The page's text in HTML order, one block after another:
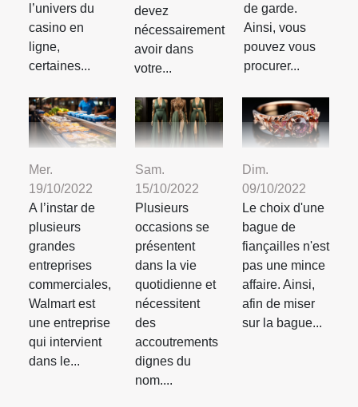
l’univers du
casino en
ligne,
certaines...
devez
nécessairement
avoir dans
votre...
de garde.
Ainsi, vous
pouvez vous
procurer...
Mer.
19/10/2022
A l’instar de
plusieurs
grandes
entreprises
commerciales,
Walmart est
une entreprise
qui intervient
dans le...
Sam.
15/10/2022
Plusieurs
occasions se
présentent
dans la vie
quotidienne et
nécessitent
des
accoutrements
dignes du
nom....
Dim.
09/10/2022
Le choix d'une
bague de
fiançailles n'est
pas une mince
affaire. Ainsi,
afin de miser
sur la bague...